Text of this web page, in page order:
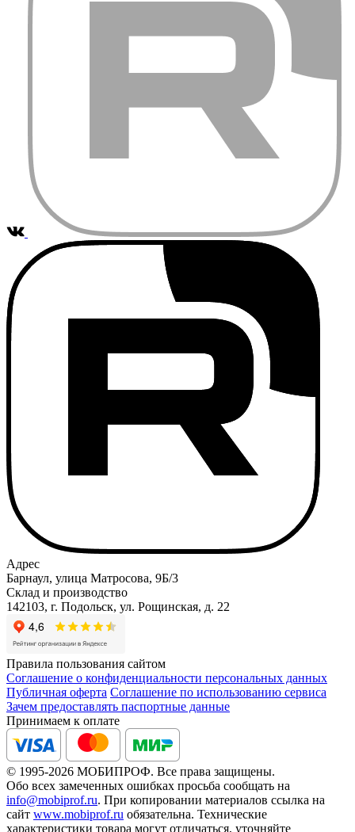
Адрес
Барнаул, улица Матросова, 9Б/3
Склад и производство
142103, г. Подольск, ул. Рощинская, д. 22
Правила пользования сайтом
Соглашение о конфиденциальности персональных данных
Публичная оферта Соглашение по использованию сервиса
Зачем предоставлять паспортные данные
Принимаем к оплате
© 1995-2026 МОБИПРОФ. Все права защищены.
Обо всех замеченных ошибках просьба сообщать на
info@mobiprof.ru. При копировании материалов ссылка на
сайт www.mobiprof.ru обязательна. Технические
характеристики товара могут отличаться, уточняйте